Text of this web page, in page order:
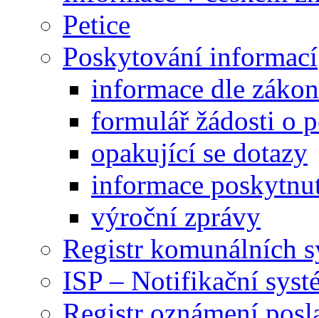
Petice
Poskytování informací
informace dle
formulář žádosti o
opakující se dotazy
informace
výroční zprávy
Registr komunálních
ISP – Notifikační